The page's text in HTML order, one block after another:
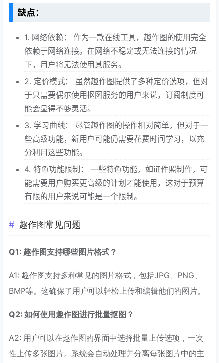
缺点：
1. 网络依赖： 作为一款在线工具，趣作图的使用完全
依赖于网络连接。在网络不稳定或无法连接的情况
下，用户将无法使用其服务。
2. 定价模式： 虽然趣作图提供了多种定价选项，但对
于只需要偶尔使用抠图服务的用户来说，订阅制度可
能会显得不够灵活。
3. 学习曲线： 尽管趣作图的操作相对简单，但对于一
些高级功能，新用户可能仍需要花费时间学习，以充
分利用这些功能。
4. 特色功能限制： 一些特色功能，如证件照制作，可
能需要用户购买更高级的计划才能使用，这对于预算
有限的用户来说可能是一个限制。
趣作图常见问题
Q1: 趣作图支持哪些图片格式？
A1: 趣作图支持多种常见的图片格式，包括JPG、PNG、
BMP等。这确保了用户可以轻松上传和编辑他们的图片。
Q2: 如何使用趣作图进行批量抠图？
A2: 用户可以在趣作图的界面中选择批量上传选项，一次
性上传多张图片。系统会自动处理并分离每张图片中的主